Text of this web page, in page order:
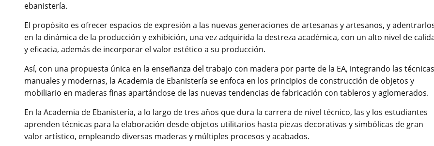
ebanistería.
El propósito es ofrecer espacios de expresión a las nuevas generaciones de artesanas y artesanos, y
en la dinámica de la producción y exhibición, una vez adquirida la destreza académica, con un alto nivel de
y eficacia, además de incorporar el valor estético a su producción.
Así, con una propuesta única en la enseñanza del trabajo con madera por parte de la EA, integrando las técnicas
manuales y modernas, la Academia de Ebanistería se enfoca en los principios de construcción de objetos y
mobiliario en maderas finas apartándose de las nuevas tendencias de fabricación con tableros y aglomerados.
En la Academia de Ebanistería, a lo largo de tres años que dura la carrera de nivel técnico, las y los estudiantes
aprenden técnicas para la elaboración desde objetos utilitarios hasta piezas decorativas y simbólicas de gran
valor artístico, empleando diversas maderas y múltiples procesos y acabados.